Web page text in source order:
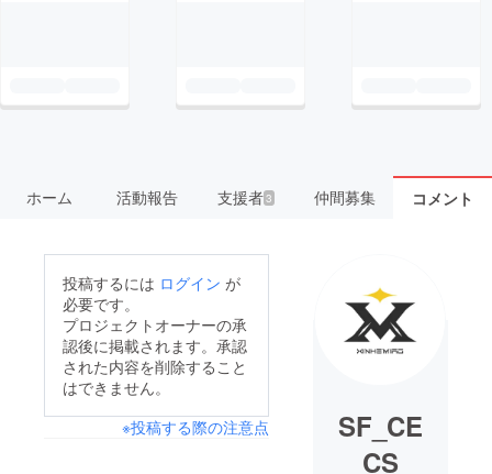
ホーム 活動報告 支援者3 仲間募集 コメント
投稿するには ログイン が
必要です。
プロジェクトオーナーの承
認後に掲載されます。承認
された内容を削除すること
はできません。
※投稿する際の注意点
SF_CE
CS